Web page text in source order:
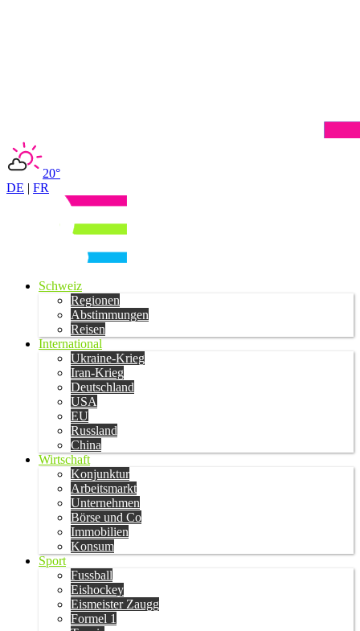
20°
DE | FR
Schweiz
Regionen
Abstimmungen
Reisen
International
Ukraine-Krieg
Iran-Krieg
Deutschland
USA
EU
Russland
China
Wirtschaft
Konjunktur
Arbeitsmarkt
Unternehmen
Börse und Co
Immobilien
Konsum
Sport
Fussball
Eishockey
Eismeister Zaugg
Formel 1